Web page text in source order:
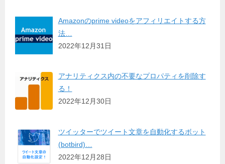
Amazonのprime videoをアフィリエイトする方
法…
2022年12月31日
アナリティクス内の不要なプロパティを削除す
る！
2022年12月30日
ツイッターでツイート文章を自動化するボット
(botbird)…
2022年12月28日